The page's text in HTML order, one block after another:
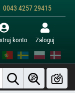
0043 4257 29415
konto Zaloguj